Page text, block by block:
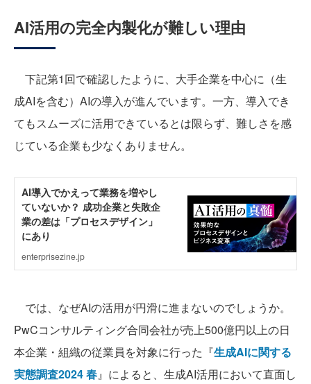
AI活用の完全内製化が難しい理由
下記第1回で確認したように、大手企業を中心に（生
成AIを含む）AIの導入が進んでいます。一方、導入でき
てもスムーズに活用できているとは限らず、難しさを感
じている企業も少なくありません。
では、なぜAIの活用が円滑に進まないのでしょうか。
PwCコンサルティング合同会社が売上500億円以上の日
本企業・組織の従業員を対象に行った『生成AIに関する
実態調査2024 春』によると、生成AI活用において直面し